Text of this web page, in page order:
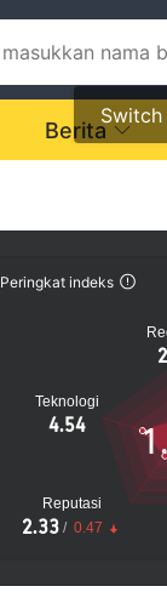
Berita
Peringkat indeks
Teknologi
4.54
Reputasi
2.33 / 0.47